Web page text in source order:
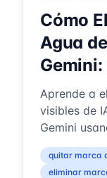
Cómo
Agua
Aprende a
visibles de
Gemini
gratuita
diferenci...
quitar marca
eliminar